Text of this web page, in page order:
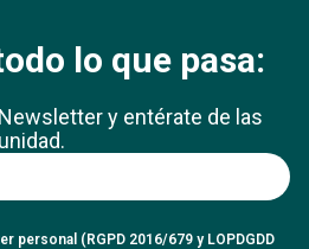
lo que pasa:
y entérate de las
personal (RGPD 2016/679 y LOPDGDD